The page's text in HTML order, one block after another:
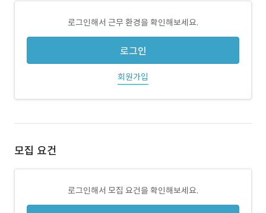
로그인해서 근무 환경을 확인해보세요.
로그인
회원가입
모집 요건
로그인해서 모집 요건을 확인해보세요.